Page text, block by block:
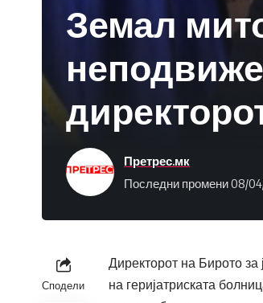
Земал
Последни промени 08/
Претрес.мк
Сподели
Директорот на Бирото
на геријатриската